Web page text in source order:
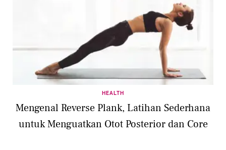
HEALTH
Mengenal Reverse Plank, Latihan Sederhana
untuk Menguatkan Otot Posterior dan Core